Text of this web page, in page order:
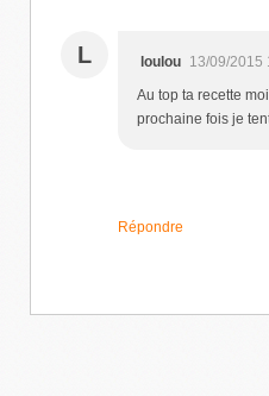
L loulou 13/09/2015
Au top ta recette
prochaine fois je
Répondre